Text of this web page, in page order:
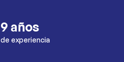
9 años
de experiencia